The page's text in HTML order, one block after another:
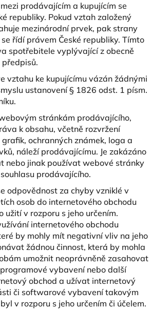
prodávajícím a kupujícím se
republiky. Pokud vztah založený
mezinárodní prvek, pak strany
řídí právem České republiky. Tímto
spotřebitele vyplývající z obecně
vztahu ke kupujícímu vázán žádnými
ustanovení § 1826 odst. 1 písm.
stránkám prodávajícího,
k obsahu, včetně rozvržení
ochranných známek, loga a
náleží prodávajícímu. Je zakázáno
nebo jinak používat webové stránky
prodávajícího.
odpovědnost za chyby vzniklé v
osob do internetového obchodu
užití v rozporu s jeho určením.
internetového obchodu
by mohly mít negativní vliv na jeho
žádnou činnost, která by mohla
umožnit neoprávněně zasahovat
vybavení nebo další
obchod a užívat internetový
či softwarové vybavení takovým
v rozporu s jeho určením či účelem.